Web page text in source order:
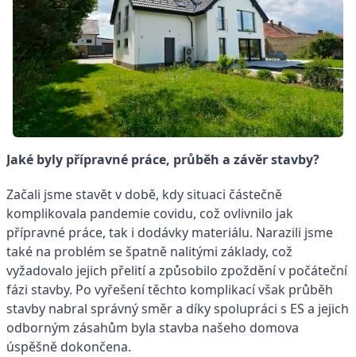
Jaké byly přípravné práce, průběh a závěr stavby?
Začali jsme stavět v době, kdy situaci částečně
komplikovala pandemie covidu, což ovlivnilo jak
přípravné práce, tak i dodávky materiálu. Narazili jsme
také na problém se špatně nalitými základy, což
vyžadovalo jejich přelití a způsobilo zpoždění v počáteční
fázi stavby. Po vyřešení těchto komplikací však průběh
stavby nabral správný směr a díky spolupráci s ES a jejich
odborným zásahům byla stavba našeho domova
úspěšně dokončena.